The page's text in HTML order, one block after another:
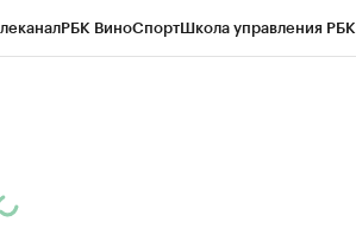
РБК ВиноСпортШкола управления РБК